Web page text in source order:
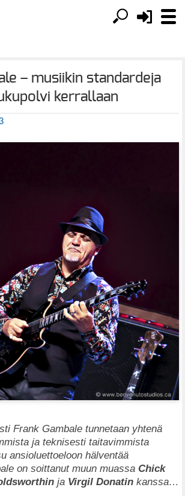
– musiikin standardeja
kerrallaan
Frank Gambale tunnetaan yhtenä
ja teknisesti taitavimmista
ansioluettoeloon hälventää
on soittanut muun muassa Chick
ja Virgil Donatin kanssa…